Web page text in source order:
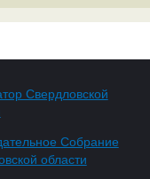
Свердловской
Собрание
области